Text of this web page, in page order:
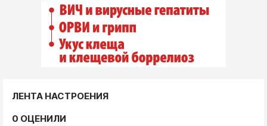
ЛЕНТА НАСТРОЕНИЯ
0 ОЦЕНИЛИ